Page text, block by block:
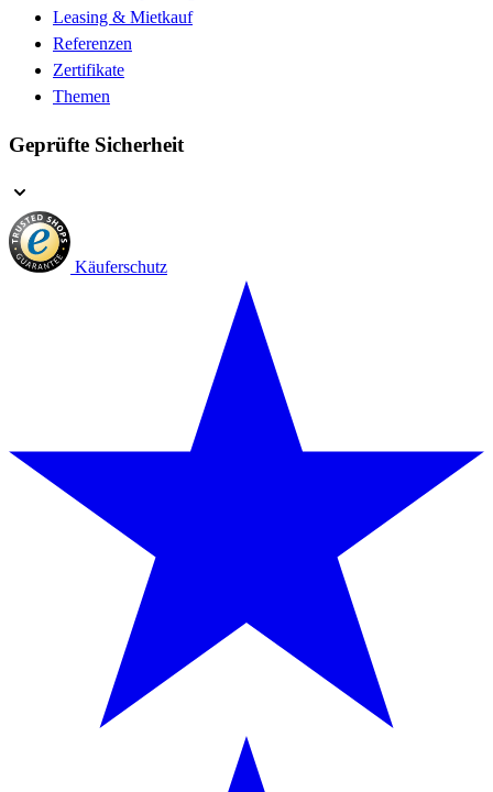
Leasing & Mietkauf
Referenzen
Zertifikate
Themen
Geprüfte Sicherheit
Käuferschutz